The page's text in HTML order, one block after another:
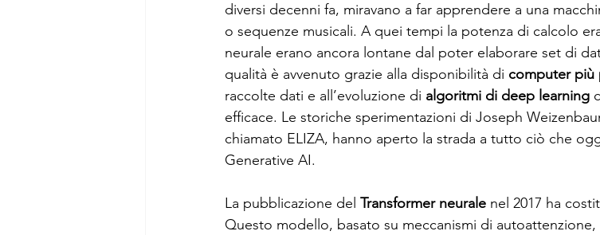
diversi decenni fa, miravano a far apprendere a una
o sequenze musicali. A quei tempi la potenza di calcolo
neurale erano ancora lontane dal poter elaborare set di
qualità è avvenuto grazie alla disponibilità di computer più
raccolte dati e all’evoluzione di algoritmi di deep learning
efficace. Le storiche sperimentazioni di Joseph
chiamato ELIZA, hanno aperto la strada a tutto ciò che
Generative AI.
La pubblicazione del Transformer neurale nel 2017 ha
Questo modello, basato su meccanismi di